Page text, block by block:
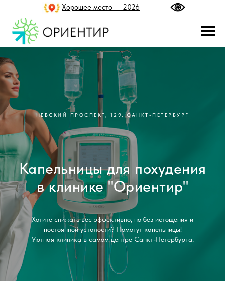
Хорошее место — 2026
НЕВСКИЙ ПРОСПЕКТ, 129, САНКТ-ПЕТЕРБУРГ
Капельницы для похудения
в клинике "Ориентир"
Хотите снижать вес эффективно, но без истощения и
постоянной усталости? Помогут капельницы!
Уютная клиника в самом центре Санкт-Петербурга.